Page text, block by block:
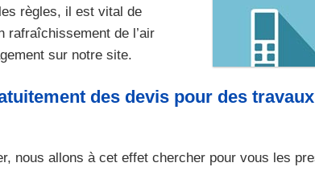
règles, il est vital de
rafraîchissement de l’air
sur notre site.
des devis pour des
nous allons à cet effet chercher pour vous les